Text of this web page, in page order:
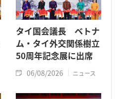
タイ国会議長 ベトナ
ム・タイ外交関係樹立
50周年記念展に出席
06/08/2026 ニュース